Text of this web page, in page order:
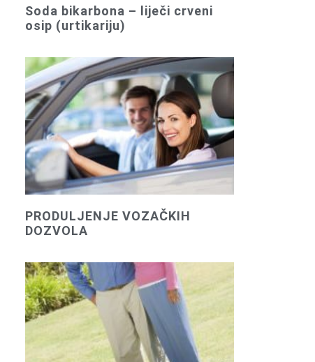
Soda bikarbona – liječi crveni
osip (urtikariju)
PRODULJENJE VOZAČKIH
DOZVOLA